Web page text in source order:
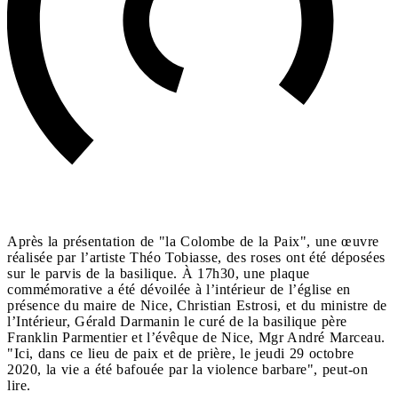
Après la présentation de "la Colombe de la Paix", une œuvre
réalisée par l’artiste Théo Tobiasse, des roses ont été déposées
sur le parvis de la basilique. À 17h30, une plaque
commémorative a été dévoilée à l’intérieur de l’église en
présence du maire de Nice, Christian Estrosi, et du ministre de
l’Intérieur, Gérald Darmanin le curé de la basilique père
Franklin Parmentier et l’évêque de Nice, Mgr André Marceau.
"Ici, dans ce lieu de paix et de prière, le jeudi 29 octobre
2020, la vie a été bafouée par la violence barbare", peut-on
lire.